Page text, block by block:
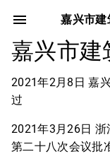
嘉兴市
嘉兴市建
2021年2月8日 嘉
过
2021年3月26日 浙
第二十八次会议批